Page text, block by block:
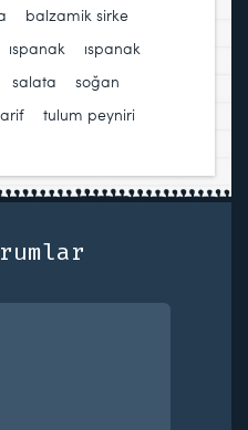
balzamik sirke
ıspanak
ıspanak
salata soğan
tulum peyniri